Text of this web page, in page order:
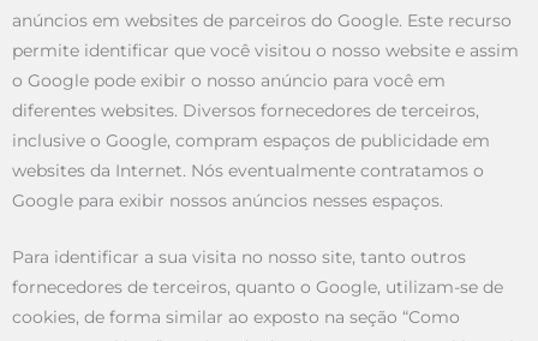
anúncios em websites de parceiros do Google. Este recurso
permite identificar que você visitou o nosso website e assim
o Google pode exibir o nosso anúncio para você em
diferentes websites. Diversos fornecedores de terceiros,
inclusive o Google, compram espaços de publicidade em
websites da Internet. Nós eventualmente contratamos o
Google para exibir nossos anúncios nesses espaços.
Para identificar a sua visita no nosso site, tanto outros
fornecedores de terceiros, quanto o Google, utilizam-se de
cookies, de forma similar ao exposto na seção “Como